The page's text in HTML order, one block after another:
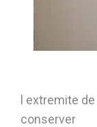
l extremite
conserver